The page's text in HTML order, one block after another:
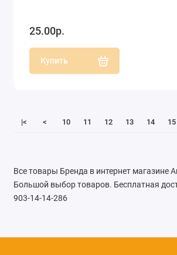
25.00р.
Купить
|< < 10 11 12 13 14 15
Все товары Бренда в интернет магазине
Большой выбор товаров. Бесплатная
903-14-14-286